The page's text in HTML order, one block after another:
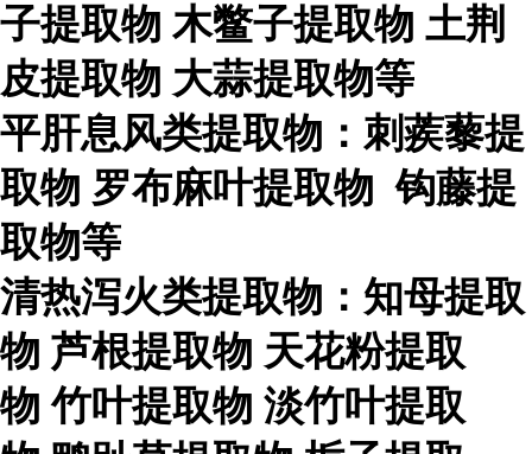
子提取物 木鳖子提取物 土荆
皮提取物 大蒜提取物等
平肝息风类提取物：刺蒺藜提
取物 罗布麻叶提取物 钩藤提
取物等
清热泻火类提取物：知母提取
物 芦根提取物 天花粉提取
物 竹叶提取物 淡竹叶提取